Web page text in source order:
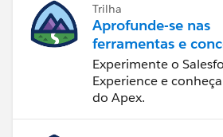
Trilha
Aprofunde-se nas
ferramentas e
de
Salesforce
Experimente o
Experience e
do Apex.